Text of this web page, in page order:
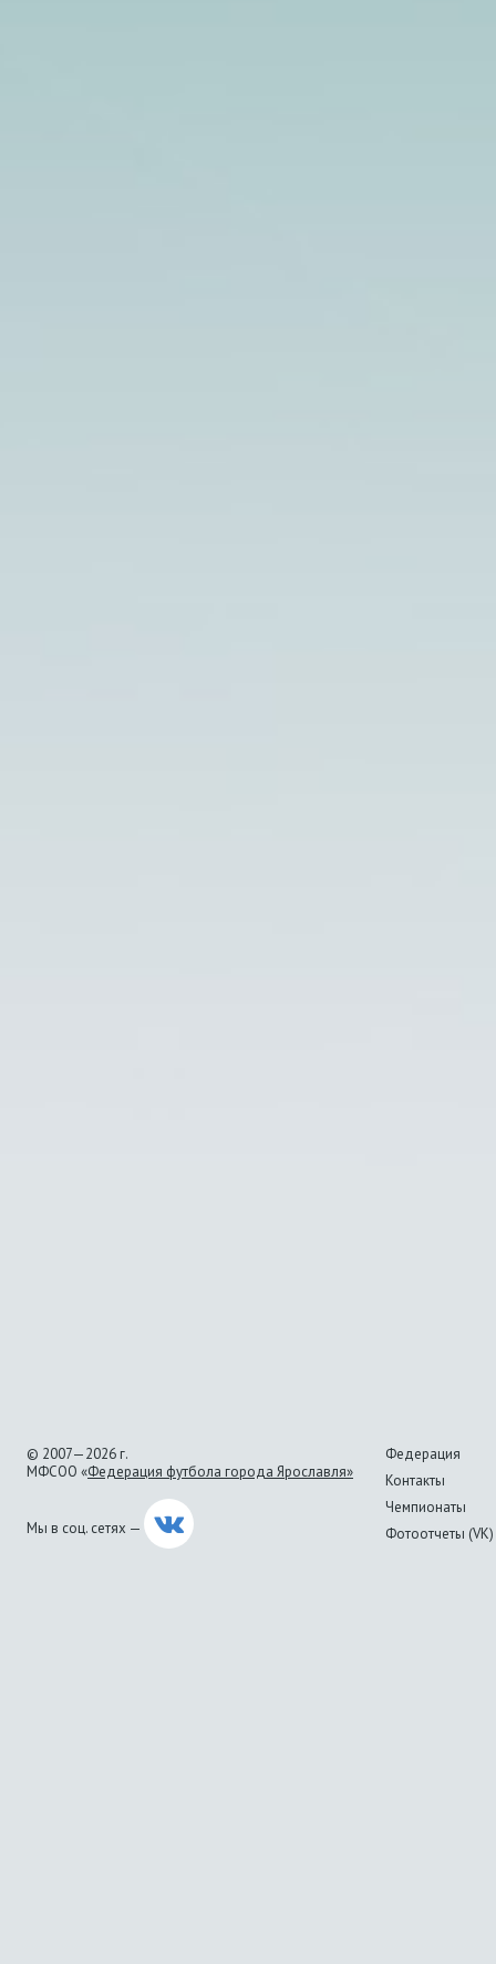
© 2007—2026 г.
МФСОО «Федерация футбола города Ярославля»
Мы в соц. сетях —
Федерация
Контакты
Чемпионаты
Фотоотчеты (VK)